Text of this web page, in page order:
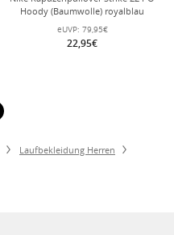
Hoody (Baumwolle) royalblau
Herren
eUVP: 79,95€
22,95€
Laufbekleidung Herren